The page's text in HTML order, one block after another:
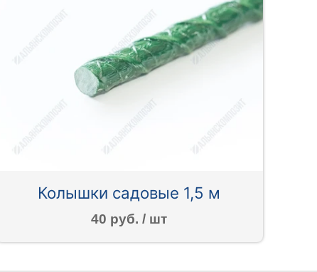
Колышки садовые 1,5 м
40 руб. / шт